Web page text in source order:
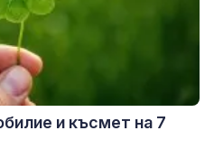
и късмет на 7